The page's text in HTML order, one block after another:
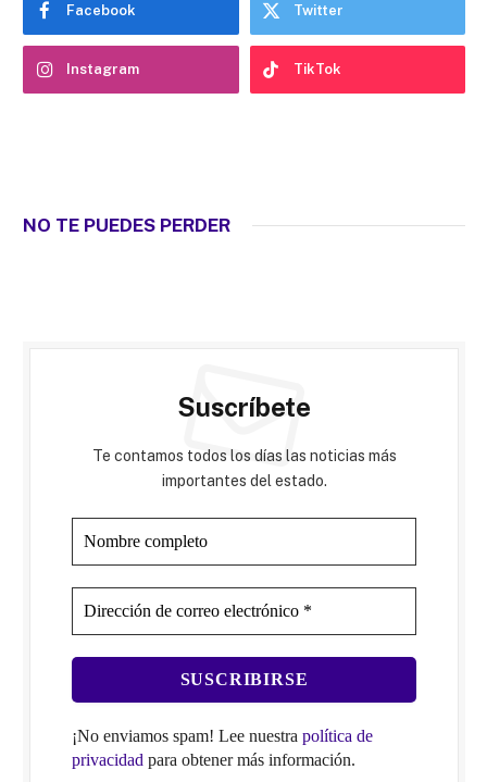
Facebook Twitter
Instagram TikTok
NO TE PUEDES PERDER
Suscríbete
Te contamos todos los días las noticias más
importantes del estado.
¡No enviamos spam! Lee nuestra política de
privacidad para obtener más información.